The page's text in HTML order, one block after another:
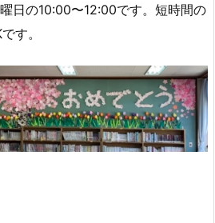
日の10:00〜12:00です。短時間の
す。